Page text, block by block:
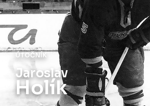
ÚTOČNÍK
Jiří
Holík